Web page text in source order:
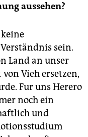
aussehen?
sein.
Land an unser
Vieh ersetzen,
Fur uns Herero
noch ein
und